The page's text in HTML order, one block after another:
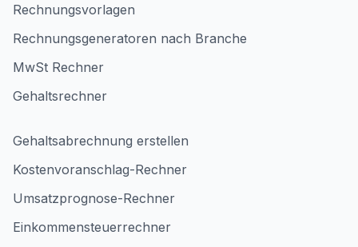
Rechnungsvorlagen
Rechnungsgeneratoren nach Branche
MwSt Rechner
Gehaltsrechner
Gehaltsabrechnung erstellen
Kostenvoranschlag-Rechner
Umsatzprognose-Rechner
Einkommensteuerrechner